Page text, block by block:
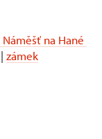
na Hané
| zámek